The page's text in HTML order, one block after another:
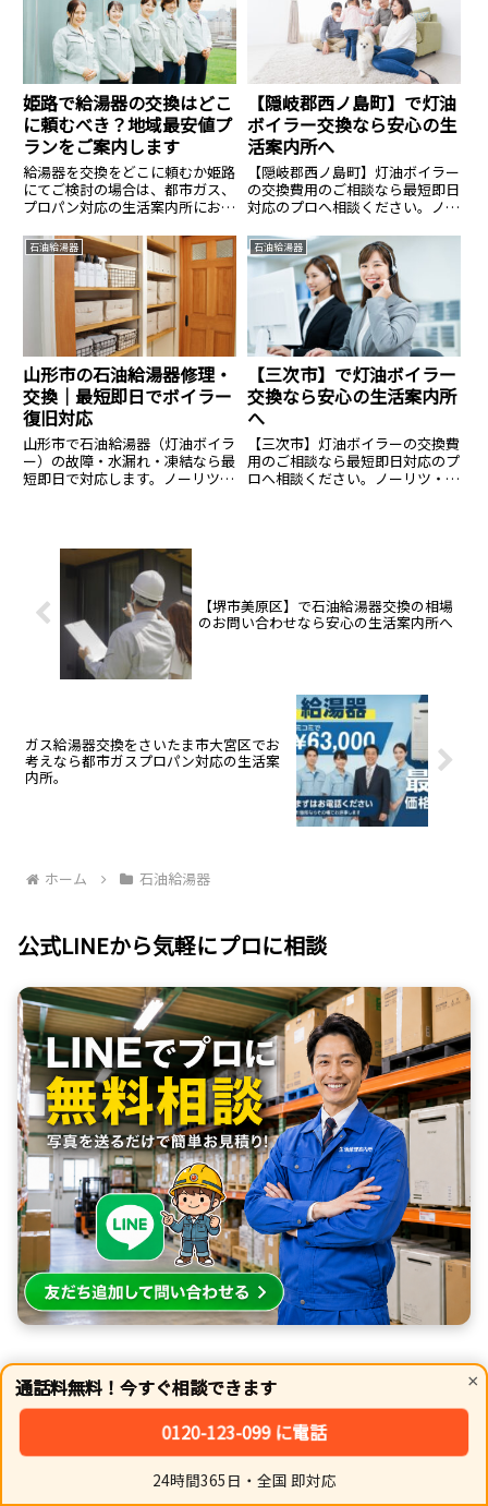
×
通話料無料！今すぐ相談できます
0120-123-099 に電話
24時間365日・全国 即対応
姫路で給湯器の交換はどこ
に頼むべき？地域最安値プ
ランをご案内します
給湯器を交換をどこに頼むか姫路
にてご検討の場合は、都市ガス、
プロパン対応の生活案内所にお声
【隠岐郡西ノ島町】で灯油
ボイラー交換なら安心の生
活案内所へ
【隠岐郡西ノ島町】灯油ボイラー
の交換費用のご相談なら最短即日
対応のプロへ相談ください。ノー
費用のご相談は14.8万円〜。見積
無料・24時間365日受付中。安心
の生活案内所へ。
石油給湯器
山形市の石油給湯器修理・
交換｜最短即日でボイラー
復旧対応
山形市で石油給湯器（灯油ボイラ
ー）の故障・水漏れ・凍結なら最
短即日で対応します。ノーリツ・
石油給湯器
【三次市】で灯油ボイラー
交換なら安心の生活案内所
へ
【三次市】灯油ボイラーの交換費
用のご相談なら最短即日対応のプ
ロへ相談ください。ノーリツ・コ
【堺市美原区】で石油給湯器交換の相場
のお問い合わせなら安心の生活案内所へ
ガス給湯器交換をさいたま市大宮区でお
考えなら都市ガスプロパン対応の生活案
内所。
ホーム 石油給湯器
公式LINEから気軽にプロに相談
LINEで気軽にプロに相談
シェア トップ